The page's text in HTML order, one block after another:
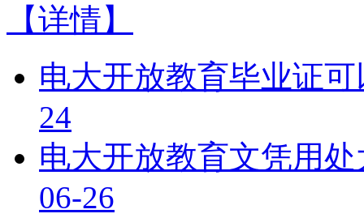
【详情】
电大开放教育毕业证
24
电大开放教育文凭用
06-26